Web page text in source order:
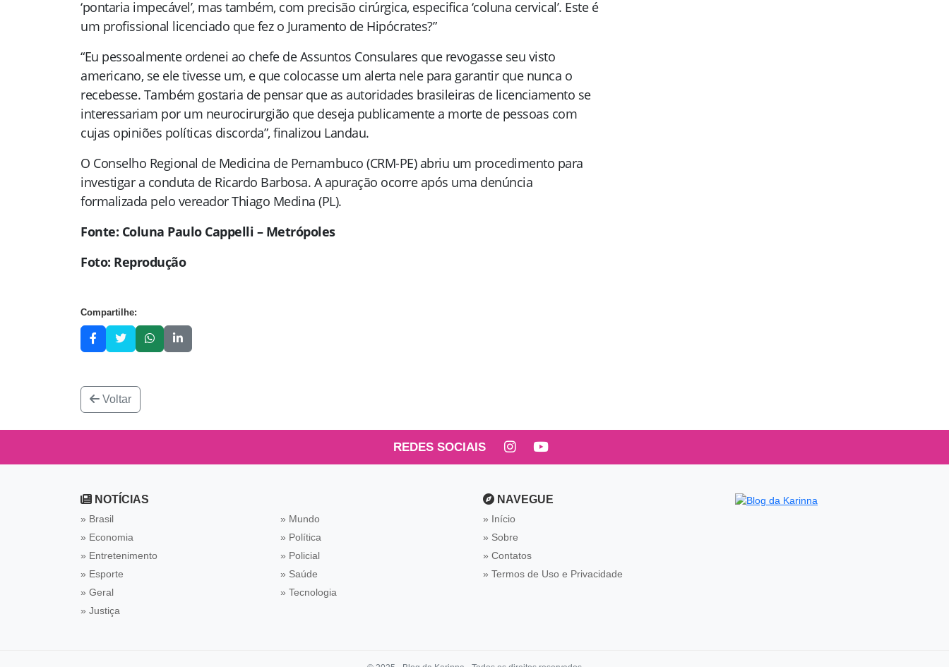
‘pontaria impecável’, mas também, com precisão cirúrgica, especifica ‘coluna cervical’. Este é
um profissional licenciado que fez o Juramento de Hipócrates?”
“Eu pessoalmente ordenei ao chefe de Assuntos Consulares que revogasse seu visto
americano, se ele tivesse um, e que colocasse um alerta nele para garantir que nunca o
recebesse. Também gostaria de pensar que as autoridades brasileiras de licenciamento se
interessariam por um neurocirurgião que deseja publicamente a morte de pessoas com
cujas opiniões políticas discorda”, finalizou Landau.
O Conselho Regional de Medicina de Pernambuco (CRM-PE) abriu um procedimento para
investigar a conduta de Ricardo Barbosa. A apuração ocorre após uma denúncia
formalizada pelo vereador Thiago Medina (PL).
Fonte: Coluna Paulo Cappelli – Metrópoles
Foto: Reprodução
Compartilhe:
Voltar
REDES SOCIAIS
NOTÍCIAS
» Brasil
» Economia
» Entretenimento
» Esporte
» Geral
» Justiça
» Mundo
» Política
» Policial
» Saúde
» Tecnologia
NAVEGUE
Início
Sobre
Contatos
Termos de Uso e Privacidade